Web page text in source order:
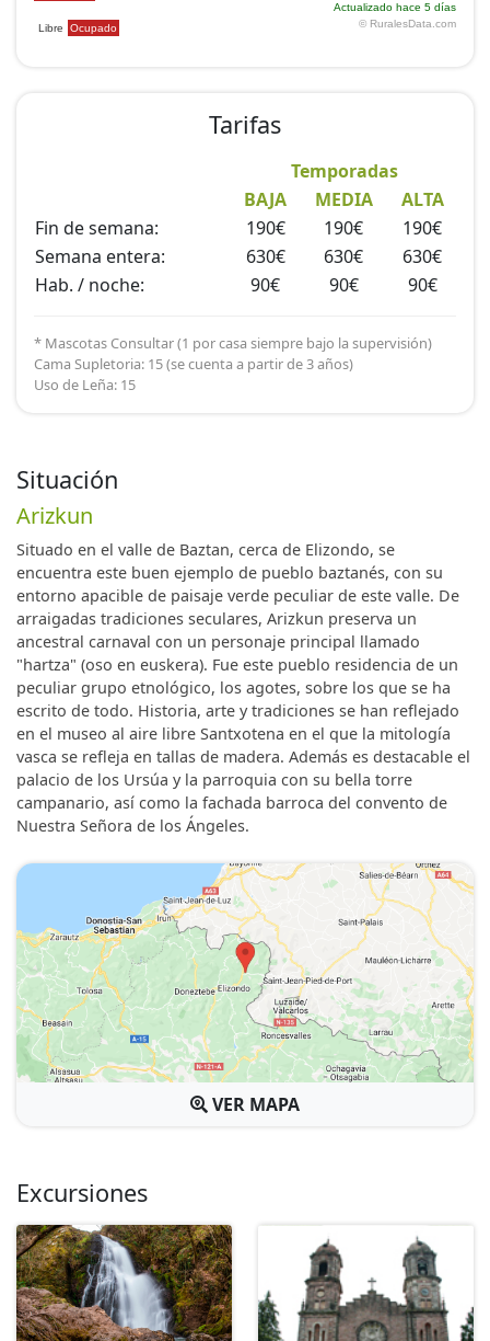
Situación
Arizkun
Situado en el valle de Baztan, cerca de Elizondo, se
encuentra este buen ejemplo de pueblo baztanés, con su
entorno apacible de paisaje verde peculiar de este valle. De
arraigadas tradiciones seculares, Arizkun preserva un
ancestral carnaval con un personaje principal llamado
"hartza" (oso en euskera). Fue este pueblo residencia de un
peculiar grupo etnológico, los agotes, sobre los que se ha
escrito de todo. Historia, arte y tradiciones se han reflejado
en el museo al aire libre Santxotena en el que la mitología
vasca se refleja en tallas de madera. Además es destacable el
palacio de los Ursúa y la parroquia con su bella torre
campanario, así como la fachada barroca del convento de
Nuestra Señora de los Ángeles.
VER MAPA
Excursiones
Tarifas
Temporadas
BAJA
MEDIA
ALTA
Fin de semana:
190€ 190€
190€
Semana entera:
630€ 630€
630€
Hab. / noche:
90€ 90€ 90€
* Mascotas Consultar (1 por casa siempre bajo la supervisión)
Cama Supletoria: 15 (se cuenta a partir de 3 años)
Uso de Leña: 15